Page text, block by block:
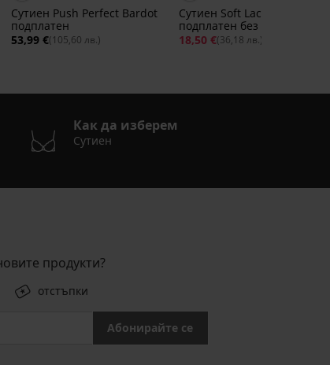
Сутиен Push Perfect Bardot
подплатен
53,99 €(105,60 лв.)
Сутиен Soft Lace II
подплатен без банели
18,50 €(36,18 лв.)
Как да изберем
Сутиен
продукти?
отстъпки
Абонирайте се